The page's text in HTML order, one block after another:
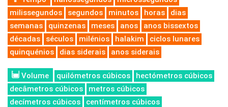
milissegundos
segundos minutos horas
dias
semanas
quinzenas meses anos
anos bissextos
décadas
séculos milénios halakim
ciclos lunares
quinquénios
dias siderais anos siderais
Volume quilómetros cúbicos
hectómetros cúbicos
decâmetros cúbicos
metros cúbicos
decímetros cúbicos
centímetros cúbicos